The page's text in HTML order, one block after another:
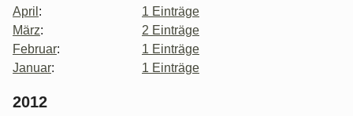
April :
1 Einträge
März:
2 Einträge
Februar:
1 Einträge
Januar: 1 Einträge
2012